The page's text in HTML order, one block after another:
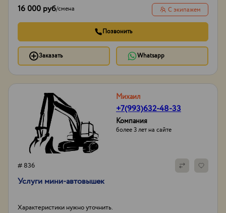
16 000 руб/смена С экипажем
Позвонить
Заказать Whatsapp
Михаил
+7(993)632-48-33
Компания
более 3 лет на сайте
# 836
Услуги мини-автовышек
Характеристики нужно уточнить.